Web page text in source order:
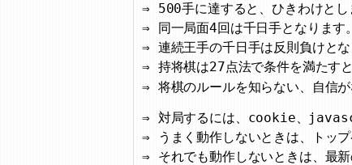
500手に達すると、ひきわけとし
同一局面4回は千日手となります。
連続王手の千日手は反則負けとな
持将棋は27点法で条件を満たす
将棋のルールを知らない、自信
対局するには、cookie、
うまく動作しないときは、トッ
それでも動作しないときは、最